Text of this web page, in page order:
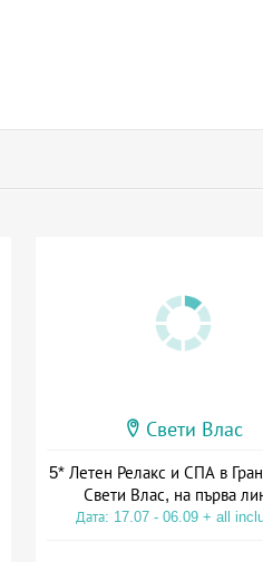
Свети Влас
5* Летен Релакс и СПА в
Свети Влас, на първа
Дата: 17.07 - 06.09 + all